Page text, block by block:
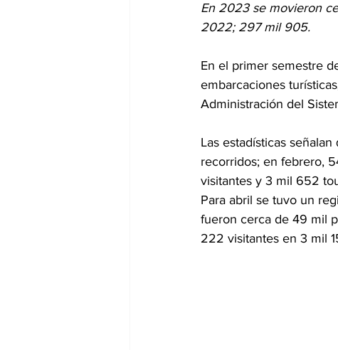
En 2023 se movieron
2022; 297 mil 905.
En el primer semestre
embarcaciones
Administración del
Las estadísticas
recorridos; en febrero,
visitantes y 3 mil 652
Para abril se tuvo un
fueron cerca de 49 mil
222 visitantes en 3 mil